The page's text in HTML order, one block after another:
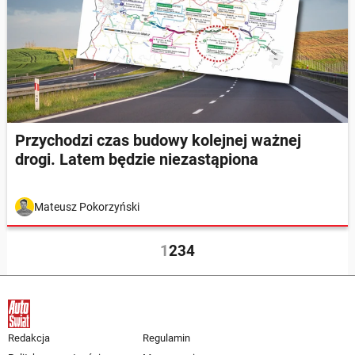
Przychodzi czas budowy kolejnej ważnej
drogi. Latem będzie niezastąpiona
Mateusz Pokorzyński
1234
Redakcja
Regulamin